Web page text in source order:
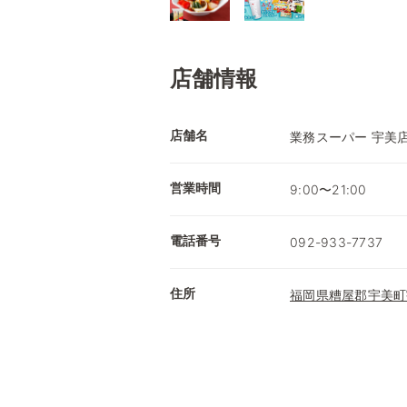
店舗情報
店舗名 業務スーパー 宇美
営業時間 9:00〜21:00
電話番号 092-933-7737
住所 福岡県糟屋郡宇美